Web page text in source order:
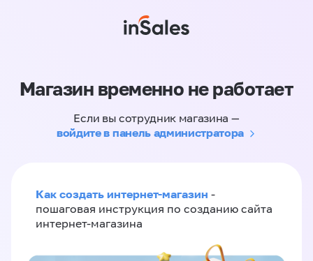
Магазин временно не работает
Если вы сотрудник магазина —
войдите в панель администратора
Как создать интернет-магазин -
пошаговая инструкция по созданию сайта
интернет-магазина